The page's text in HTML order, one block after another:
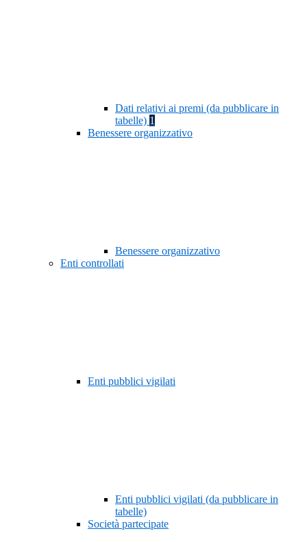
Dati relativi ai premi (da pubblicare in
tabelle) 1
Benessere organizzativo
Benessere organizzativo
Enti controllati
Enti pubblici vigilati
Enti pubblici vigilati (da pubblicare in
tabelle)
Società partecipate